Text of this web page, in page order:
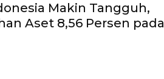
Makin Tangguh,
Aset 8,56 Persen pada